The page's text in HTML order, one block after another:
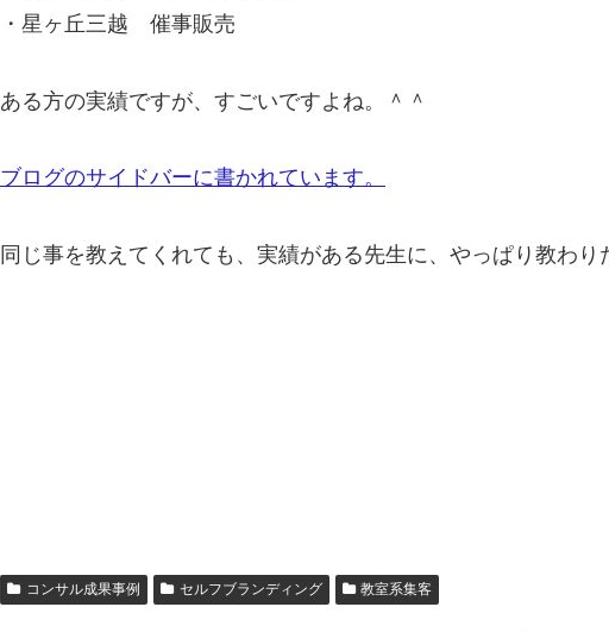
・星ヶ丘三越 催事販売
ある方の実績ですが、すごいですよね。＾＾
ブログのサイドバーに書かれています。
同じ事を教えてくれても、実績がある先生に、やっぱり教わり
コンサル成果事例 セルフブランディング 教室系集客